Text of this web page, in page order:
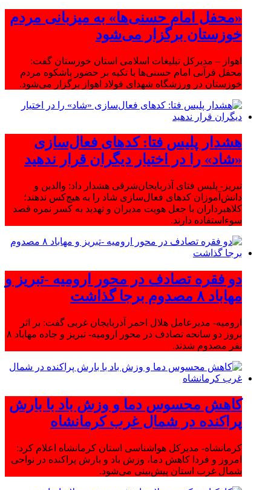
«محفل امام حسنی‌ها» به میزبانی مردم
خوزستان برگزار می‌شود
اهواز – مدیرکل تبلیغات اسلامی استان خوزستان گفت:
محفل قرآنی امام حسنی‌ها با تکیه بر حضور باشکوه مردم
خوزستان در ورزشگاه شهدای فولاد اهواز برگزار می‌شود.
هشدار پلیس فتا: کدهای فعال‌سازی
«شاد» را در اختیار دیگران قرار ندهید
تبریز- پلیس فتای آذربایجان‌شرقی هشدار داد: والدین و
دانش‌آموزان کدهای فعال‌سازی شاد را به هیچ‌کس ندهند؛
کلاهبرداران با جعل هویت مدیران و تهدید به کسر نمره قصد
سوءاستفاده دارند.
دو فقره تصادف در محور ارومیه -تبریز و
مهاباد ۸ مصدوم برجا گذاشت
ارومیه- مدیرعامل هلال احمر آذربایجان غربی گفت: بر اثر
بروز دو سانحه تصادف در محور ارومیه- تبریز و جاده مهاباد ۸
نفر مصدوم شدند.
کاهش محسوس دما و وزش باد با بارش
پراکنده در شمال غرب کرمانشاه
کرمانشاه- مدیرکل هواشناسی استان کرمانشاه اعلام کرد:
امروز و فردا کاهش دما، وزش باد و بارش پراکنده در نواحی
شمال غرب استان پیش‌بینی می‌شود.